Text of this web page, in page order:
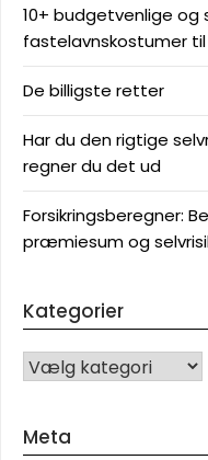
10+ budgetvenlige og
fastelavnskostumer
De billigste retter
Har du den rigtige
regner du det ud
Forsikringsberegner:
præmiesum og
Kategorier
KATEGORIER
Meta